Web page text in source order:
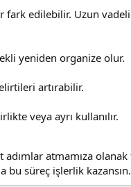
edilebilir. Uzun
yeniden organize olur.
artırabilir.
veya ayrı kullanılır.
atmamıza olanak
bu süreç işlerlik kazansın.